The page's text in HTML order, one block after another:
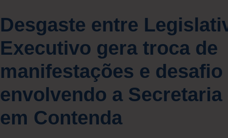
Desgaste entre
Executivo gera troca de
manifestações e desafio
envolvendo a Secretaria
em Contenda